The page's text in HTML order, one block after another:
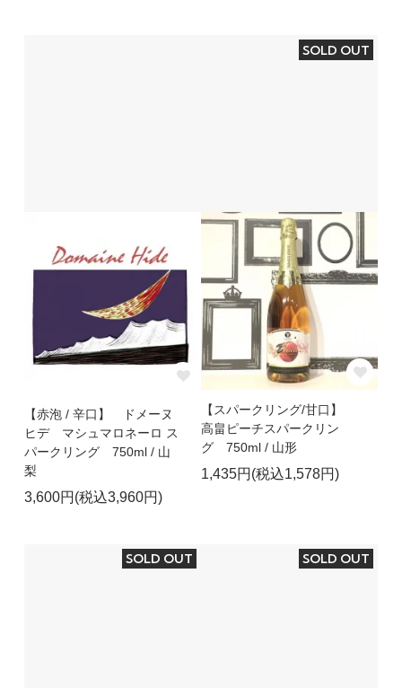
【赤泡 / 辛口】 ドメーヌ
ヒデ マシュマロネーロ ス
パークリング 750ml / 山
梨
3,600円(税込3,960円)
SOLD OUT
【スパークリング/甘口】
高畠ピーチスパークリン
グ 750ml / 山形
1,435円(税込1,578円)
SOLD OUT SOLD OUT